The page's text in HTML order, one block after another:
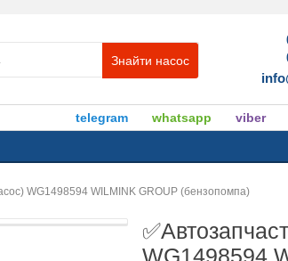
Знайти насос
telegram whatsapp viber
WG1498594 WILMINK GROUP (бензопомпа)
WG1498594